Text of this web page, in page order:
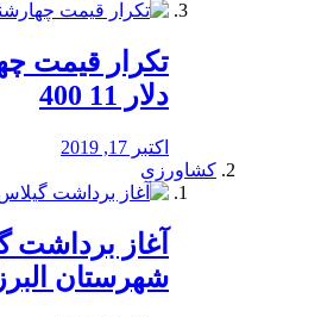
تکرار قیمت
دلار 11 400
اکتبر 17, 2019
کشاورزی
آغاز برداشت
شهرستان البرز